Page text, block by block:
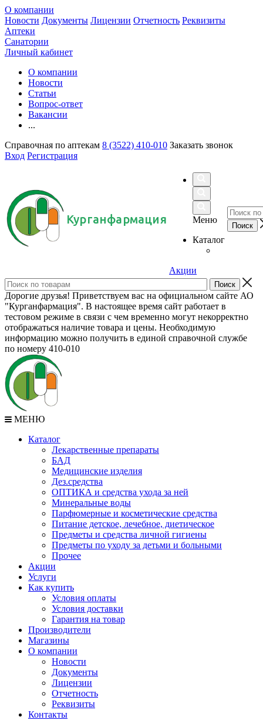
О компании
Новости Документы Лицензии Отчетность Реквизиты
Аптеки
Санатории
Личный кабинет
О компании
Новости
Статьи
Вопрос-ответ
Вакансии
...
Справочная по аптекам 8 (3522) 410-010 Заказать звонок
Вход Регистрация
Курганфармация
Меню
Каталог
Акции
Дорогие друзья! Приветствуем вас на официальном сайте АО
"Курганфармация". В настоящее время сайт работает в
тестовом режиме в связи с чем временно могут некорректно
отображаться наличие товара и цены. Необходимую
информацию можно получить в единой справочной службе
по номеру 410-010
МЕНЮ
Каталог
Лекарственные препараты
БАД
Медицинские изделия
Дез.средства
ОПТИКА и средства ухода за ней
Минеральные воды
Парфюмерные и косметические средства
Питание детское, лечебное, диетическое
Предметы и средства личной гигиены
Предметы по уходу за детьми и больными
Прочее
Акции
Услуги
Как купить
Условия оплаты
Условия доставки
Гарантия на товар
Производители
Магазины
О компании
Новости
Документы
Лицензии
Отчетность
Реквизиты
Контакты